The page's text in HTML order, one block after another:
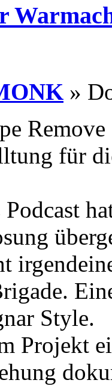
»
für
Style.
Projekt